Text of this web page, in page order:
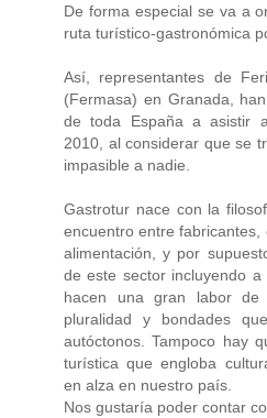
De forma especial se va a
ruta turístico-gastronómica
Así, representantes de
(Fermasa) en Granada,
de toda España a asistir
2010, al considerar que se
impasible a nadie.
Gastrotur nace con la
encuentro entre
alimentación, y por
de este sector incluyendo
hacen una gran labor
pluralidad y bondades
autóctonos. Tampoco hay
turística que engloba
en alza en nuestro país.
Nos gustaría poder contar